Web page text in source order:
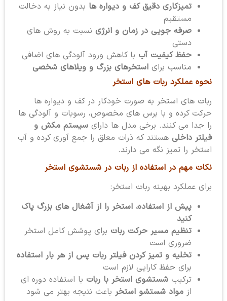
تمیزکاری دقیق کف و دیواره هابدون نیاز به دخالت
مستقیم
صرفه جویی در زمان و انرژینسبت به روش های
دستی
حفظ کیفیت آببا کاهش ورود آلودگی های اضافی
مناسب برای استخرهای بزرگ و ویلاهای شخصی
نحوه عملکرد ربات های استخر
ربات های استخر به صورت خودکار در کف و دیواره ها
حرکت کرده و با برس های مخصوص، رسوبات و آلودگی ها
را جدا می کنند. برخی مدل ها دارای سیستم مکش و
فیلتر داخلیهستند که ذرات معلق را جمع آوری کرده و آب
استخر را تمیز نگه می دارند.
نکات مهم در استفاده از ربات در شستشوی استخر
برای عملکرد بهینه ربات استخر:
پیش از استفاده، استخر را از آشغال های بزرگ پاک
کنید
تنظیم مسیر حرکت رباتبرای پوشش کامل استخر
ضروری است
تخلیه و تمیز کردن فیلتر ربات پس از هر بار استفاده
برای حفظ کارایی لازم است
ترکیب شستشوی استخر با رباتبا استفاده دوره ای
از مواد شستشو استخرباعث نتیجه بهتر می شود